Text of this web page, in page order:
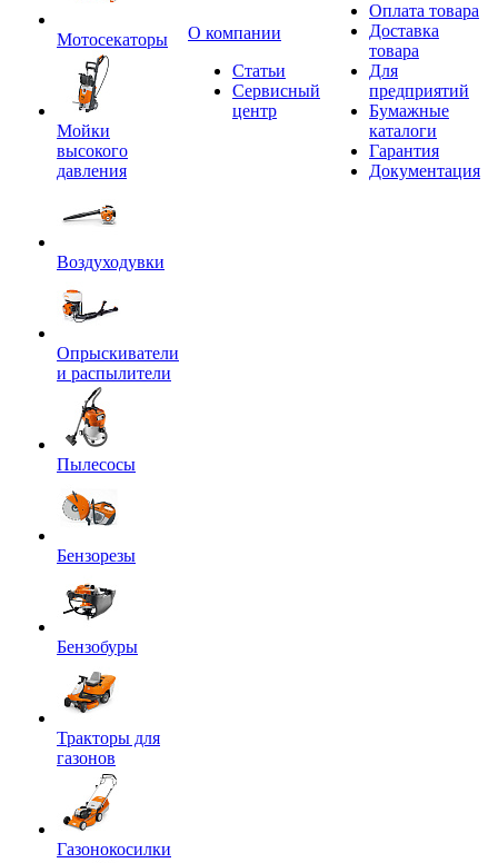
Мотосекаторы
Мойки
высокого
давления
Воздуходувки
Опрыскиватели
и распылители
Пылесосы
Бензорезы
Бензобуры
Тракторы для
газонов
Газонокосилки
O компании
Статьи
Сервисный
центр
Оплата товара
Доставка
товара
Для
предприятий
Бумажные
каталоги
Гарантия
Документация